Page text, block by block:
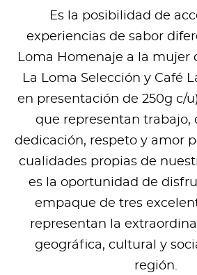
Es la posibilidad de
experiencias de sabor
Loma Homenaje a la mujer
La Loma Selección y Café
en presentación de 250g c/
que representan trabajo,
dedicación, respeto y amor
cualidades propias de
es la oportunidad de
empaque de tres
representan la
geográfica, cultural y
región.